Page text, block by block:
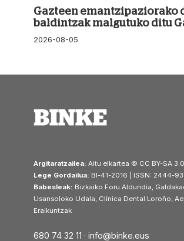
Gazteen emantzipaziorako
baldintzak malgutuko ditu
2026-08-05
Argitaratzailea: Aitu elkartea © CC BY-SA 3.0
Lege Gordailua: BI-41-2016 | ISSN: 2444-
Babesleak: Bizkaiko Foru Aldundia,
Usansoloko Udala, Clínica Dental Loroño,
Eraikuntzak
680 74 32 11 · info@binke.eus